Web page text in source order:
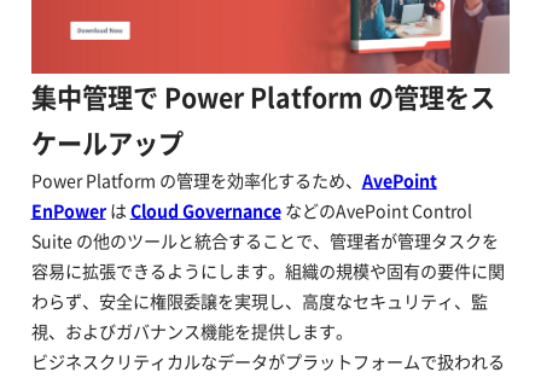
集中管理で Power Platform の管理をス
ケールアップ
Power Platform の管理を効率化するため、 AvePoint
EnPowerはCloud GovernanceなどのAvePoint Control
Suite の他のツールと統合することで、管理者が管理タスクを
容易に拡張できるようにします。組織の規模や固有の要件に関
わらず、安全に権限委譲を実現し、高度なセキュリティ、監
視、およびガバナンス機能を提供します。
ビジネスクリティカルなデータがプラットフォームで扱われる